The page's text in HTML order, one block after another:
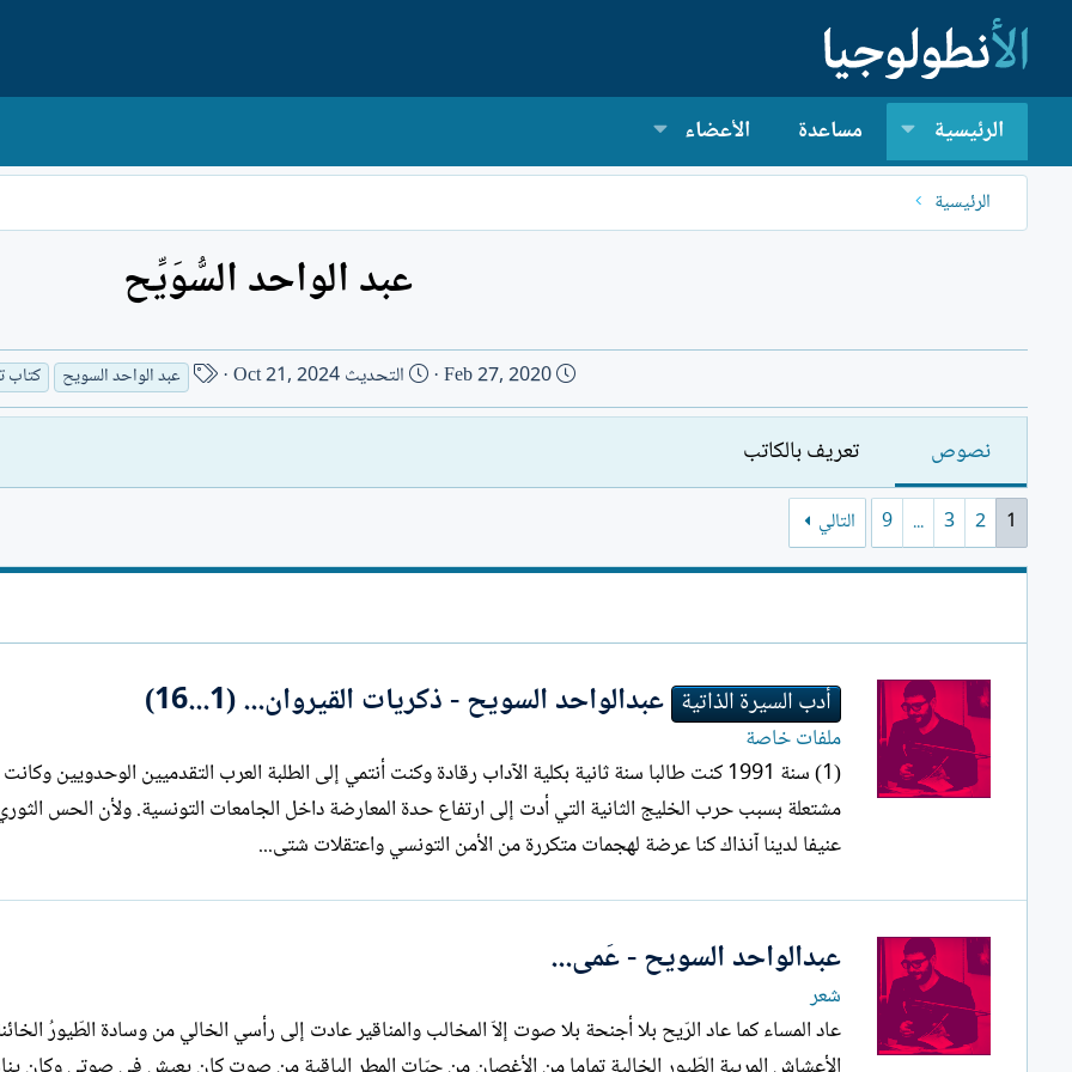
الرئيسية مساعدة الأعضاء
الرئيسية
عبد الواحد السُّوَيِّح
ت
ا
خ
إ
ء
Feb 27, 2020 التحديثOct 21, 2024
ا
س
ل
ت
عبد الواحد السويح كتاب
نصوص تعريف بالكاتب
1
2
3
...
9 التالي
أدب السيرة الذاتية عبدالواحد السويح - ذكريات القيروان... (1...16)
ملفات خاصة
(1) سنة 1991 كنت طالبا سنة ثانية بكلية الآداب رقادة وكنت أنتمي إلى الطلبة العرب التقدميين الوحدويين
مشتعلة بسبب حرب الخليج الثانية التي أدت إلى ارتفاع حدة المعارضة داخل الجامعات
عنيفا لدينا آنذاك كنا عرضة لهجمات متكررة من الأمن التونسي واعتقلات شتى...
عبدالواحد السويح - عَمى...
شعر
عاد المساء كما عاد الرّيح بلا أجنحة بلا صوت إلاّ